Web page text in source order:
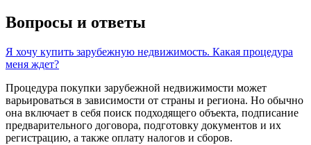
Вопросы и ответы
Я хочу купить зарубежную недвижимость. Какая процедура
меня ждет?
Процедура покупки зарубежной недвижимости может
варьироваться в зависимости от страны и региона. Но обычно
она включает в себя поиск подходящего объекта, подписание
предварительного договора, подготовку документов и их
регистрацию, а также оплату налогов и сборов.